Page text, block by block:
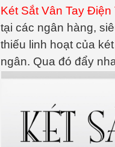
Két Sắt Vân Tay
tại các ngân hàng,
thiếu linh hoạt của
ngân. Qua đó đẩy